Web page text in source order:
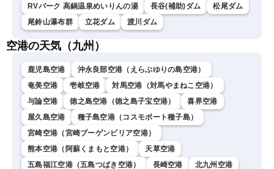
RVパーク 高鍋温泉めいりんの湯 長谷(補助)ダム
松尾ダム
尾鈴山瀑布群
立花ダム 渡川ダム
空港の天気（九州）
鹿児島空港
沖永良部空港（えらぶゆりの島空港）
奄美空港
壱岐空港
対馬空港（対馬やまねこ空港）
与論空港
徳之島空港（徳之島子宝空港）
喜界空港
屋久島空港
種子島空港（コスモポート種子島）
宮崎空港（宮崎ブーゲンビリア空港）
熊本空港（阿蘇くまもと空港）
天草空港
五島福江空港（五島つばき空港）
長崎空港 北九州空港